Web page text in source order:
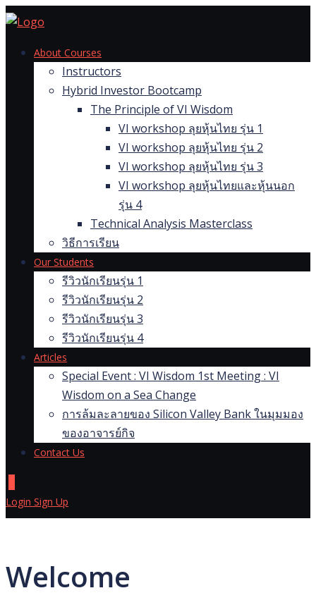
Skip
contentAbout Courses
Instructors
Hybrid Investor Bootcamp
The Principle of VI Wisdom
VI workshop ลุยหุ้นไทย รุ่น 1
VI workshop ลุยหุ้นไทย รุ่น 2
VI workshop ลุยหุ้นไทย รุ่น 3
VI workshop ลุยหุ้นไทยและหุ้นนอก
รุ่น 4
Technical Analysis Masterclass
วิธีการเรียน
Our Students
รีวิวนักเรียนรุ่น 1
รีวิวนักเรียนรุ่น 2
รีวิวนักเรียนรุ่น 3
รีวิวนักเรียนรุ่น 4
Articles
Special Event : VI Wisdom 1st Meeting : VI
Wisdom on a Sea Change
การล้มละลายของ Silicon Valley Bank ในมุมมอง
ของอาจารย์กิจ
Contact Us
Login Sign Up
Welcome